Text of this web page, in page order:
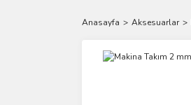
Anasayfa Aksesuarlar